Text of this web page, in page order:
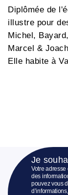
Diplômée de
illustre pour
Michel,
Marcel &
Elle habite à
Je
Votre
des
pouvez vous